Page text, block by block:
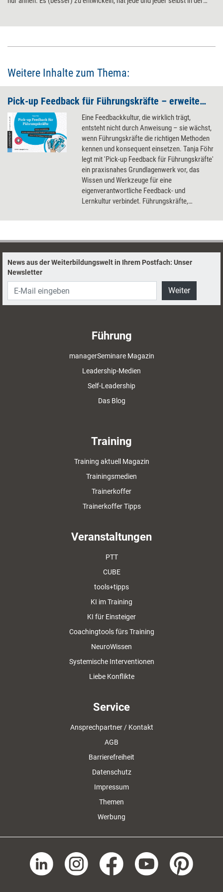
Weitere Inhalte zum Thema:
Pick-up Feedback für Führungskräfte – erweiterte Neuauflage
Eine Feedbackkultur, die wirklich trägt,
entsteht nicht durch Anweisung – sie wächst,
wenn Führungskräfte die richtigen Methoden
kennen und konsequent einsetzen. Tanja Föhr
legt mit 'Pick-up Feedback für Führungskräfte'
ein praxisnahes Grundlagenwerk vor, das
Wissen und Werkzeuge für eine
eigenverantwortliche Feedback- und
Lernkultur verbindet. Führungskräfte,
Lernprozess begreifen, finden hier einen
Feedbackarbeit..
News aus der Weiterbildungswelt in Ihrem Postfach: Unser
Newsletter
Weiter
Führung
managerSeminare Magazin
Leadership-Medien
Self-Leadership
Das Blog
Training
Training aktuell Magazin
Trainingsmedien
Trainerkoffer
Trainerkoffer Tipps
Veranstaltungen
PTT
CUBE
tools+tipps
KI im Training
KI für Einsteiger
Coachingtools fürs Training
NeuroWissen
Systemische Interventionen
Liebe Konflikte
Service
Ansprechpartner / Kontakt
AGB
Barrierefreiheit
Datenschutz
Impressum
Themen
Werbung